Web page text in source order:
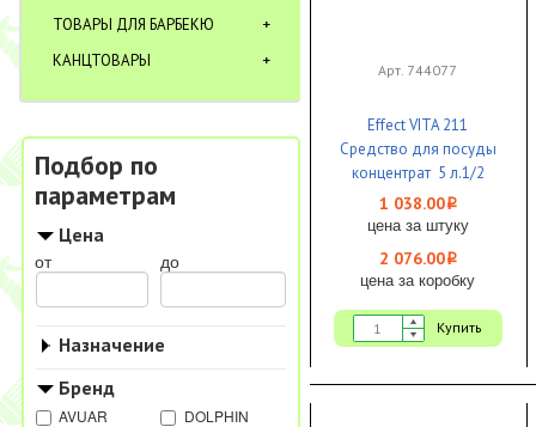
ТОВАРЫ ДЛЯ БАРБЕКЮ
КАНЦТОВАРЫ
Подбор по
параметрам
Цена
от до
Назначение
Бренд
AVUAR
DOLPHIN
Арт. 744077
Effect VITA 211
Средство для посуды
концентрат 5 л.1/2
1 038.00i
цена за штуку
2 076.00i
цена за коробку
Купить